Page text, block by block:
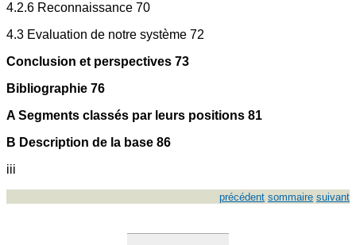
4.2.6 Reconnaissance 70
4.3 Evaluation de notre système 72
Conclusion et perspectives 73
Bibliographie 76
A Segments classés par leurs positions 81
B Description de la base 86
iii
précédent sommaire suivant